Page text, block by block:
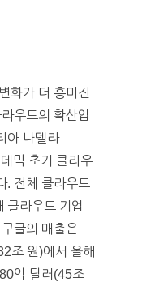
화가 더 흥미진
우드의 확산입
아 나델라
믹 초기 클라우
. 전체 클라우드
클라우드 기업
글의 매출은
조 원)에서 올해
억 달러(45조